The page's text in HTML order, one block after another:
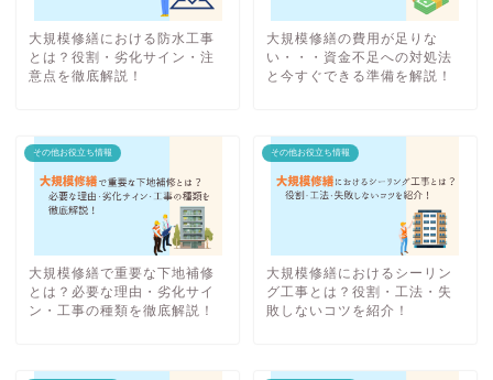
大規模修繕における防水工事
とは？役割・劣化サイン・注
意点を徹底解説！
大規模修繕の費用が足りな
い・・・資金不足への対処法
と今すぐできる準備を解説！
その他お役立ち情報
大規模修繕で重要な下地補修
とは？必要な理由・劣化サイ
ン・工事の種類を徹底解説！
その他お役立ち情報
大規模修繕におけるシーリン
グ工事とは？役割・工法・失
敗しないコツを紹介！